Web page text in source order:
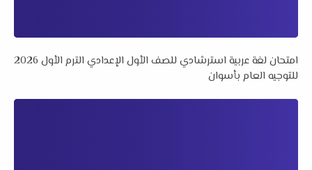
امتحان لغة عربية استرشادي للصف الأول الإعدادي الترم الأول 2026
للتوجيه العام بأسوان